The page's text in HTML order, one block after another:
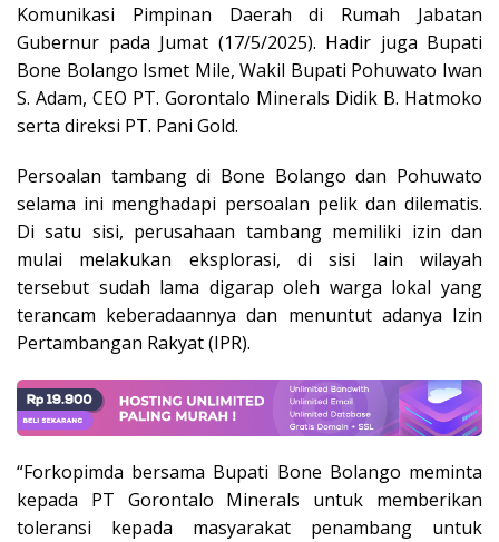
Komunikasi Pimpinan Daerah di Rumah Jabatan
Gubernur pada Jumat (17/5/2025). Hadir juga Bupati
Bone Bolango Ismet Mile, Wakil Bupati Pohuwato Iwan
S. Adam, CEO PT. Gorontalo Minerals Didik B. Hatmoko
serta direksi PT. Pani Gold.
Persoalan tambang di Bone Bolango dan Pohuwato
selama ini menghadapi persoalan pelik dan dilematis.
Di satu sisi, perusahaan tambang memiliki izin dan
mulai melakukan eksplorasi, di sisi lain wilayah
tersebut sudah lama digarap oleh warga lokal yang
terancam keberadaannya dan menuntut adanya Izin
Pertambangan Rakyat (IPR).
“Forkopimda bersama Bupati Bone Bolango meminta
kepada PT Gorontalo Minerals untuk memberikan
toleransi kepada masyarakat penambang untuk